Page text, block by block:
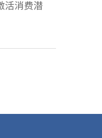
活消费潜